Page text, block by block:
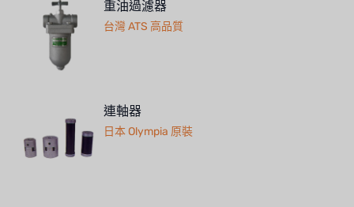
重油過濾器
台灣 ATS 高品質
連軸器
日本 Olympia 原裝